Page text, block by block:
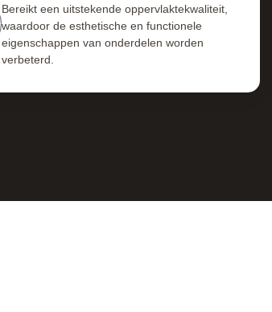
Bereikt een uitstekende oppervlaktekwaliteit,
waardoor de esthetische en functionele
eigenschappen van onderdelen worden
verbeterd.